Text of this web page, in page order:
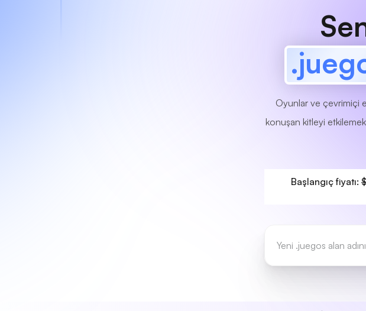
Oyunlar ve çevrimiçi
konuşan kitleyi
Başlangıç fiyatı: